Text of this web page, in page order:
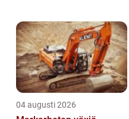
04 augusti 2026